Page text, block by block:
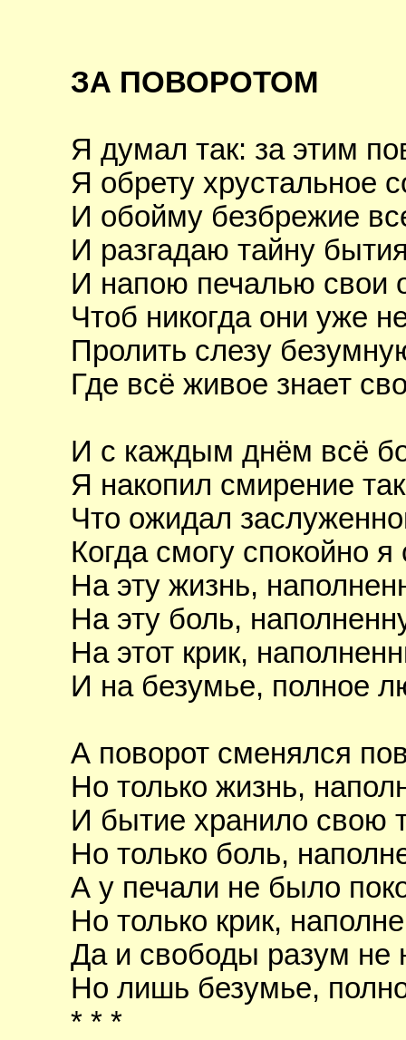
ЗА ПОВОРОТОМ
Я думал так: за этим
Я обрету хрустальное
И обойму безбрежие
И разгадаю тайну
И напою печалью свои
Чтоб никогда они уже
Пролить слезу
Где всё живое знает
И с каждым днём всё
Я накопил смирение
Что ожидал
Когда смогу спокойно я
На эту жизнь,
На эту боль,
На этот крик,
И на безумье, полное
А поворот сменялся
Но только жизнь,
И бытие хранило свою
Но только боль,
А у печали не было
Но только крик,
Да и свободы разум не
Но лишь безумье,
* * *